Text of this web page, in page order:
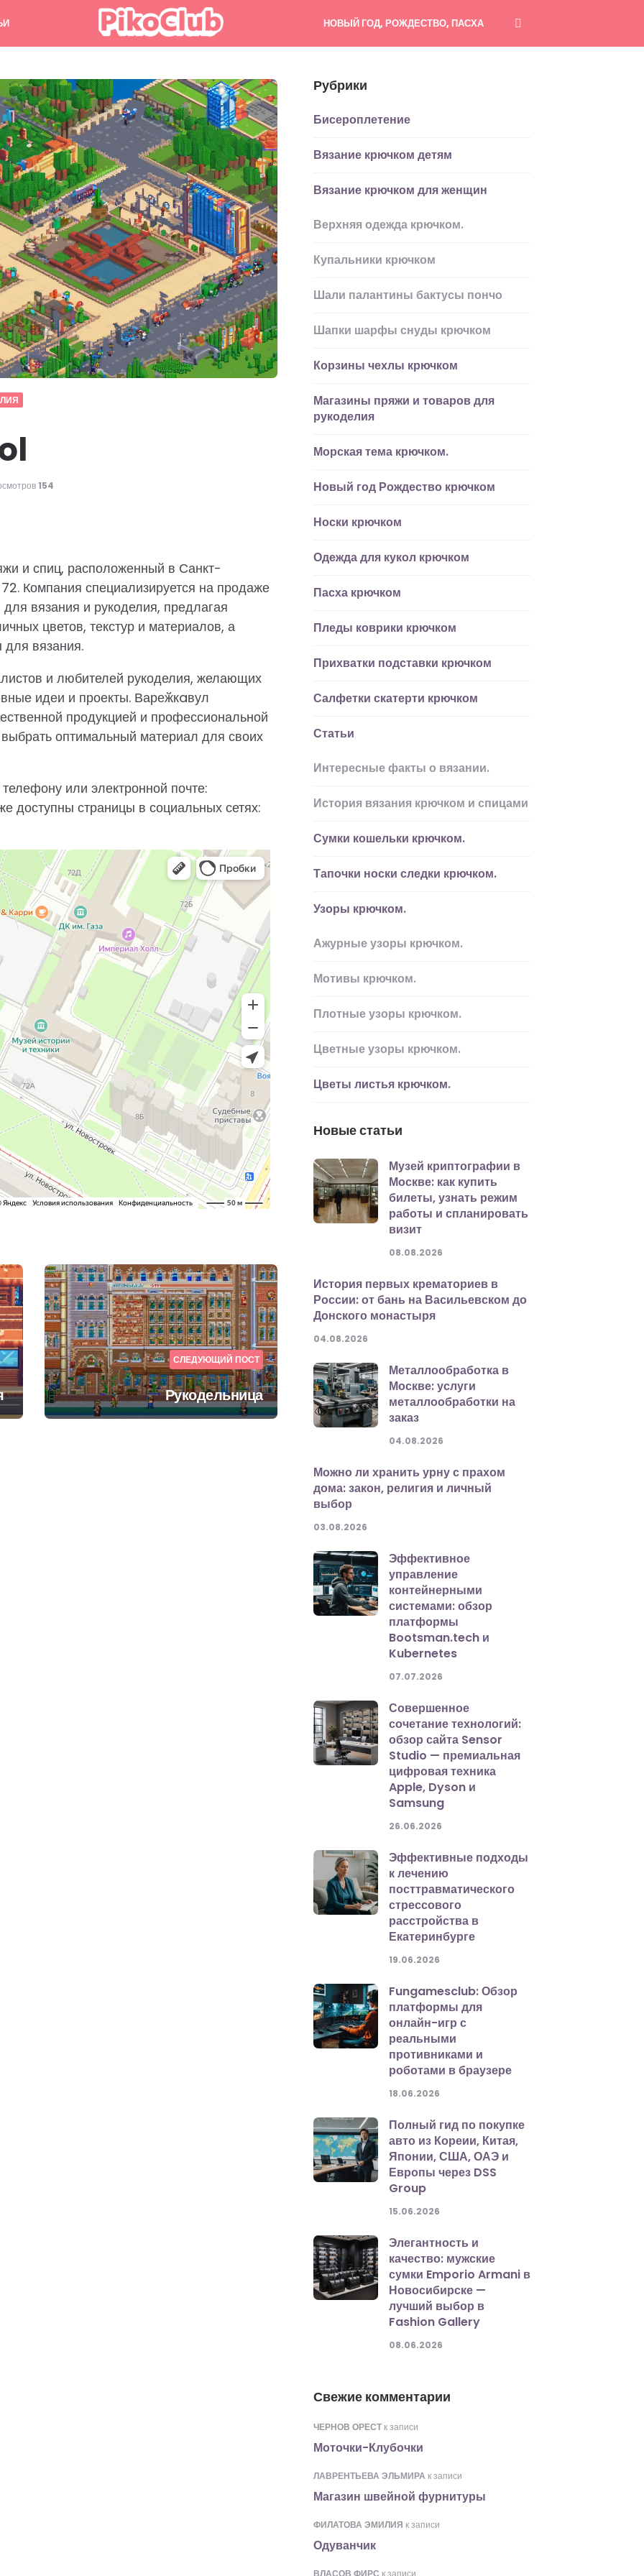
НОВЫЙ ГОД, РОЖДЕСТВО, ПАСХА
154
и спиц, расположенный в Санкт-
Компания специализируется на продаже
вязания и рукоделия, предлагая
цветов, текстур и материалов, а
для вязания.
и любителей рукоделия, желающих
идеи и проекты. Вареӂкaвул
продукцией и профессиональной
оптимальный материал для своих
или электронной почте:
доступны страницы в социальных сетях:
СЛЕДУЮЩИЙ ПОСТ
Рукодельница
Рубрики
Бисероплетение
Вязание крючком детям
Вязание крючком для женщин
Верхняя одежда крючком.
Купальники крючком
Шали палантины бактусы пончо
Шапки шарфы снуды крючком
Корзины чехлы крючком
Магазины пряжи и товаров для
рукоделия
Морская тема крючком.
Новый год Рождество крючком
Носки крючком
Одежда для кукол крючком
Пасха крючком
Пледы коврики крючком
Прихватки подставки крючком
Салфетки скатерти крючком
Статьи
Интересные факты о вязании.
История вязания крючком и спицами
Сумки кошельки крючком.
Тапочки носки следки крючком.
Узоры крючком.
Ажурные узоры крючком.
Мотивы крючком.
Плотные узоры крючком.
Цветные узоры крючком.
Цветы листья крючком.
Новые статьи
Музей криптографии в
Москве: как купить
билеты, узнать режим
работы и спланировать
визит
08.08.2026
История первых крематориев в
России: от бань на Васильевском до
Донского монастыря
04.08.2026
Металлообработка в
Москве: услуги
металлообработки на
заказ
04.08.2026
Можно ли хранить урну с прахом
дома: закон, религия и личный
выбор
03.08.2026
Эффективное
управление
контейнерными
системами: обзор
платформы
Bootsman.tech и
Kubernetes
07.07.2026
Совершенное
сочетание технологий:
обзор сайта Sensor
Studio — премиальная
цифровая техника
Apple, Dyson и
Samsung
26.06.2026
Эффективные подходы
к лечению
посттравматического
стрессового
расстройства в
Екатеринбурге
19.06.2026
Fungamesclub: Обзор
платформы для
онлайн-игр с
реальными
противниками и
роботами в браузере
18.06.2026
Полный гид по покупке
авто из Кореии, Китая,
Японии, США, ОАЭ и
Европы через DSS
Group
15.06.2026
Элегантность и
качество: мужские
сумки Emporio Armani в
Новосибирске —
лучший выбор в
Fashion Gallery
08.06.2026
Свежие комментарии
ЧЕРНОВ ОРЕСТк записи
Моточки-Клубочки
ЛАВРЕНТЬЕВА ЭЛЬМИРА к записи
Магазин швейной фурнитуры
ФИЛАТОВА ЭМИЛИЯ к записи
Одуванчик
ВЛАСОВ ФИРС к записи